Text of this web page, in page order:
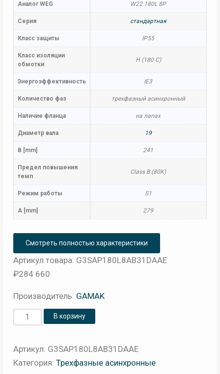
Аналог WEG W22 180L 8P
Серия стандартная
Класс защиты IP55
Класс изоляции
обмотки
H (180 C)
Энергоэффективность IE3
Количество фаз трехфазный асинхронный
Наличие фланца на лапах
Диаметр вала 19
B [mm] 241
Предел повышения
темп
Class B (80K)
Режим работы S1
A [mm] 279
Смотреть полностью характеристики
Артикул товара: G3SAP180L8AB31DAAE
284 660
₽
Производитель: GAMAK
Количество
товара
GM3EL
В корзину
Артикул: G3SAP180L8AB31DAAE
Категория: Трехфазные асинхронные